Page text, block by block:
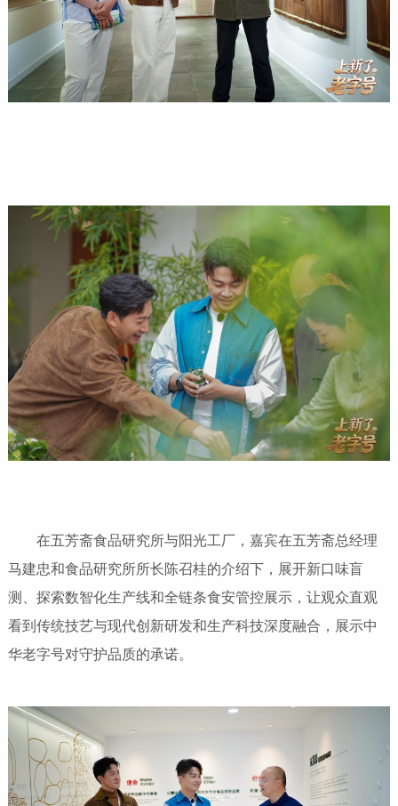
在五芳斋食品研究所与阳光工厂，嘉宾在五芳斋总经理
马建忠和食品研究所所长陈召桂的介绍下，展开新口味盲
测、探索数智化生产线和全链条食安管控展示，让观众直观
看到传统技艺与现代创新研发和生产科技深度融合，展示中
华老字号对守护品质的承诺。